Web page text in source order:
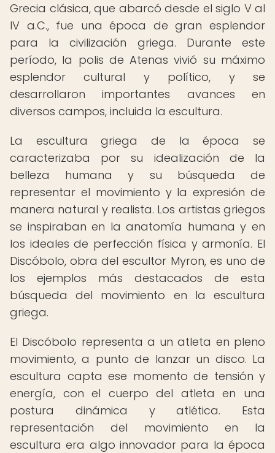
Grecia clásica, que abarcó desde el siglo V al
IV a.C., fue una época de gran esplendor
para la civilización griega. Durante este
período, la polis de Atenas vivió su máximo
esplendor cultural y político, y se
desarrollaron importantes avances en
diversos campos, incluida la escultura.
La escultura griega de la época se
caracterizaba por su idealización de la
belleza humana y su búsqueda de
representar el movimiento y la expresión de
manera natural y realista. Los artistas griegos
se inspiraban en la anatomía humana y en
los ideales de perfección física y armonía. El
Discóbolo, obra del escultor Myron, es uno de
los ejemplos más destacados de esta
búsqueda del movimiento en la escultura
griega.
El Discóbolo representa a un atleta en pleno
movimiento, a punto de lanzar un disco. La
escultura capta ese momento de tensión y
energía, con el cuerpo del atleta en una
postura dinámica y atlética. Esta
representación del movimiento en la
escultura era algo innovador para la época